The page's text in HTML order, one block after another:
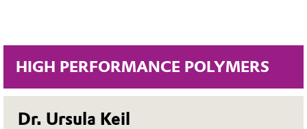
HIGH PERFORMANCE POLYMERS
Dr. Ursula Keil